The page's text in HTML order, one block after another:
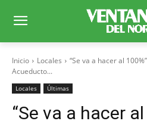
Inicio Locales
“Se va a hacer al
Acueducto...
Locales Últimas
“Se va a hacer